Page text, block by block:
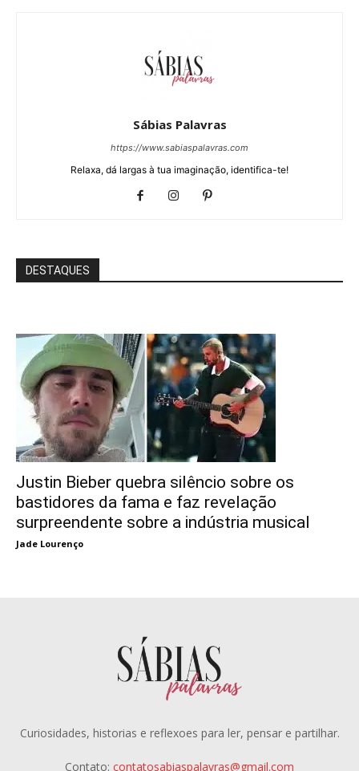
Sábias Palavras
https://www.sabiaspalavras.com
Relaxa, dá largas à tua imaginação, identifica-te!
DESTAQUES
Justin Bieber quebra silêncio sobre os
bastidores da fama e faz revelação
surpreendente sobre a indústria musical
Jade Lourenço
Curiosidades, historias e reflexoes para ler, pensar e partilhar.
Contato: contatosabiaspalavras@gmail.com